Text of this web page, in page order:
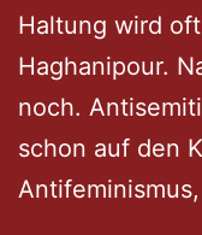
Haltung wird
Haghanipour.
noch.
schon auf den